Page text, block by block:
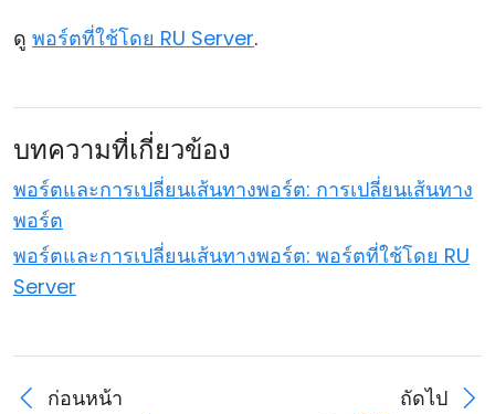
ดู พอร์ตที่ใช้โดย RU Server.
บทความที่เกี่ยวข้อง
พอร์ตและการเปลี่ยนเส้นทางพอร์ต: การเปลี่ยนเส้นทาง
พอร์ต
พอร์ตและการเปลี่ยนเส้นทางพอร์ต: พอร์ตที่ใช้โดย RU
Server
ก่อนหน้า
ถัดไป